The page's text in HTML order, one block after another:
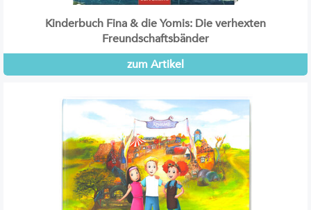
Kinderbuch Fina & die Yomis: Die verhexten
Freundschaftsbänder
zum Artikel